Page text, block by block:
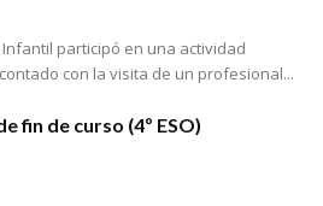
participó en una actividad
con la visita de un profesional...
fin de curso (4º ESO)